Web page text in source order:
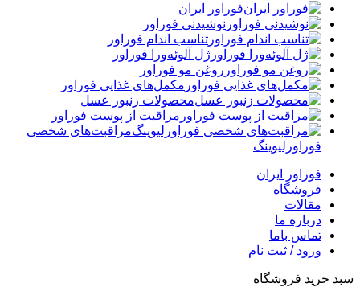
فوراور ایران
نوشیدنی فوراور
تناسب اندام فوراور
ژل آلوئه‌ورا فوراور
روغن مو فوراور
مکمل‌های غذایی فوراور
محصولات زنبور عسل
مراقبت از پوست فوراور
مراقبت‌های شخصی
فوراورلیوینگ
فوراور ایران
فروشگاه
مقالات
درباره ما
تماس باما
ورود / ثبت نام
سبد خرید فروشگاه